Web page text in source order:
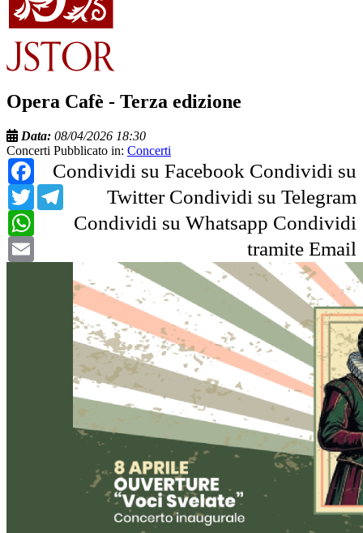
Opera Cafè - Terza edizione
Data: 08/04/2026 18:30
Concerti Pubblicato in: Concerti
Condividi su Facebook
Facebook
Condividi su
Twitter
Twitter Condividi su Telegram
Telegram
Condividi su Whatsapp
WhatsApp
Condividi
tramite Email